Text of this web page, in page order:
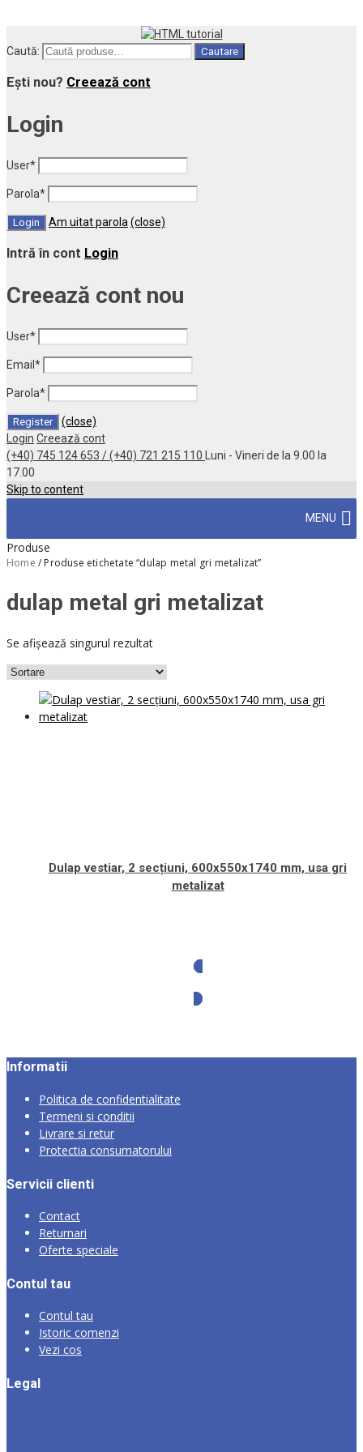
Caută: Cautare
Ești nou? Creează cont
Login
User*
Parola*
Am uitat parola (close)
Intră în cont Login
Creează cont nou
User*
Email *
Parola*
(close)
Login Creează cont
(+40) 745 124 653 / (+40) 721 215 110
Luni - Vineri de la 9.00 la
17.00
Skip to content
MENU
Produse
Home / Produse etichetate “dulap metal gri metalizat”
dulap metal gri metalizat
Se afișează singurul rezultat
Dulap vestiar, 2 secțiuni, 600x550x1740 mm, usa gri
metalizat
Informatii
Politica de confidentialitate
Termeni si conditii
Livrare si retur
Protectia consumatorului
Servicii clienti
Contact
Returnari
Oferte speciale
Contul tau
Contul tau
Istoric comenzi
Vezi cos
Legal